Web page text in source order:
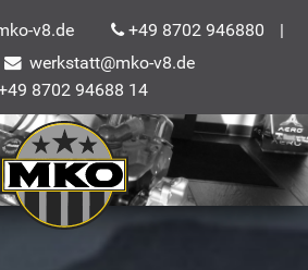
v8.de +49 8702 946880
|
werkstatt@mko-v8.de
8702 94688 14